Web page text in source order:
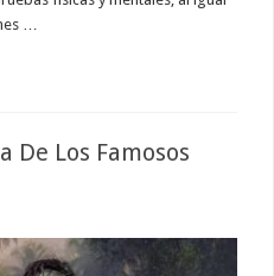
…
De Los Famosos